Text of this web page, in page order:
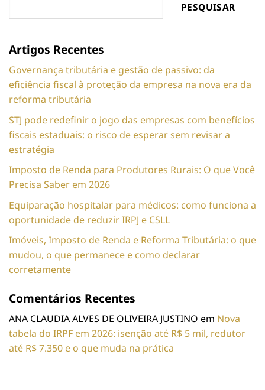
PESQUISAR
Artigos Recentes
Governança tributária e gestão de passivo: da
eficiência fiscal à proteção da empresa na nova era da
reforma tributária
STJ pode redefinir o jogo das empresas com benefícios
fiscais estaduais: o risco de esperar sem revisar a
estratégia
Imposto de Renda para Produtores Rurais: O que Você
Precisa Saber em 2026
Equiparação hospitalar para médicos: como funciona a
oportunidade de reduzir IRPJ e CSLL
Imóveis, Imposto de Renda e Reforma Tributária: o que
mudou, o que permanece e como declarar
corretamente
Comentários Recentes
ANA CLAUDIA ALVES DE OLIVEIRA JUSTINO em Nova
tabela do IRPF em 2026: isenção até R$ 5 mil, redutor
até R$ 7.350 e o que muda na prática